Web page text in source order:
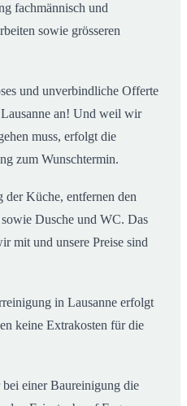
fachmännisch und
sowie grösseren
und unverbindliche Offerte
an! Und weil wir
muss, erfolgt die
zum Wunschtermin.
Küche, entfernen den
Dusche und WC. Das
mit und unsere Preise sind
in Lausanne erfolgt
keine Extrakosten für die
einer Baureinigung die